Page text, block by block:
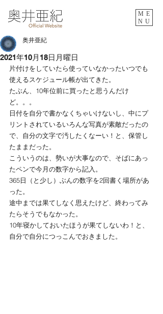
ME
NU
2021年10月18日月曜日
奥井亜紀
片付けをしていたら使っていなかったいつでも
使えるスケジュール帳が出てきた。
たぶん、10年位前に買ったと思うんだけ
ど。。。
日付を自分で書かなくちゃいけないし、中にプ
リントされているいろんな写真が素敵だったの
で、自分の文字で汚したくなーい！と、保管し
たままだった。
こういうのは、勢いが大事なので、そばにあっ
たペンで今月の数字から記入。
365日（と少し）ぶんの数字を2回書く場所があ
った。
途中までは果てしなく思えたけど、終わってみ
たらそうでもなかった。
10年寝かしておいたほうが果てしないわ！と、
自分で自分につっこんでおきました。